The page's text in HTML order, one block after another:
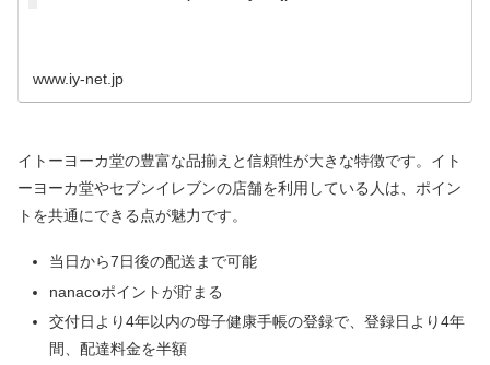
www.iy-net.jp
イトーヨーカ堂の豊富な品揃えと信頼性が大きな特徴です。イト
ーヨーカ堂やセブンイレブンの店舗を利用している人は、ポイン
トを共通にできる点が魅力です。
当日から7日後の配送まで可能
nanacoポイントが貯まる
交付日より4年以内の母子健康手帳の登録で、登録日より4年
間、配達料金を半額